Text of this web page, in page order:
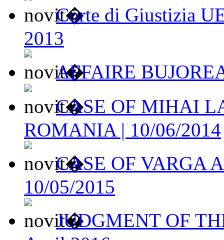
Corte di Giustizia
2013
AFFAIRE
CASE OF MIHAI
ROMANIA | 10/06/2014
CASE OF VARGA
10/05/2015
JUDGMENT OF